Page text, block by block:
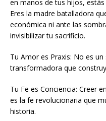
en manos de tus hijos,
Eres la madre batalladora
económica ni ante las
invisibilizar tu sacrificio.
Tu Amor es Praxis: No es
transformadora que
Tu Fe es Conciencia: Creer
es la fe revolucionaria que
historia.